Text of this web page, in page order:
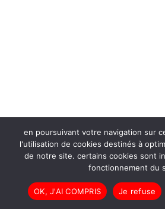
en poursuivant votre navigation sur
l'utilisation de cookies destinés à
de notre site. certains cookies sont
fonctionnement du
OK, J'AI COMPRIS Je refuse